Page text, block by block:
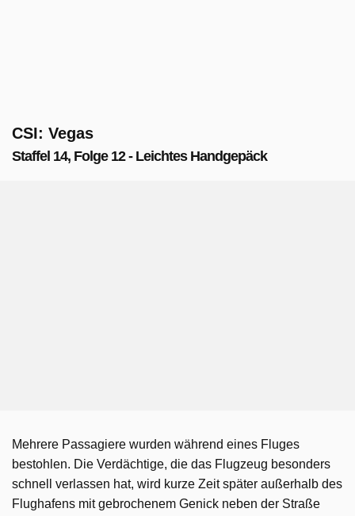
CSI: Vegas
Staffel 14, Folge 12 - Leichtes Handgepäck
Mehrere Passagiere wurden während eines Fluges
bestohlen. Die Verdächtige, die das Flugzeug besonders
schnell verlassen hat, wird kurze Zeit später außerhalb des
Flughafens mit gebrochenem Genick neben der Straße